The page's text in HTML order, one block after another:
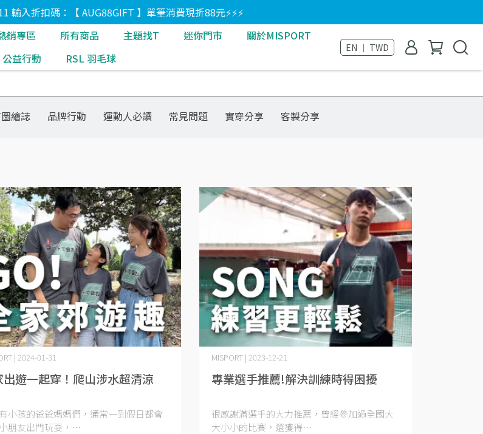
輸入折扣碼：【 AUG88GIFT 】單筆消費現折88元⚡⚡⚡
銷專區 所有商品 主題找T 迷你門市
關於MISPORT
公益行動
RSL 羽毛球
EN ｜ TWD
繪誌 品牌行動 運動人必讀 常見問題 實穿分享 客製分享
出遊一起穿！爬山涉水超清涼
| 2024-01-31
小孩的爸爸媽媽們，通常一到假日都會
朋友出門玩耍，⋯
專業選手推薦!解決訓練時得困擾
MISPORT | 2023-12-21
很感謝滿選手的大力推薦，曾經參加過全國大
大小小的比賽，還獲得⋯